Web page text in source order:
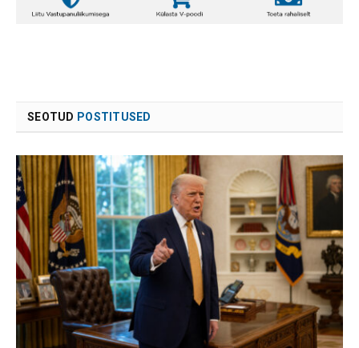
SEOTUD POSTITUSED